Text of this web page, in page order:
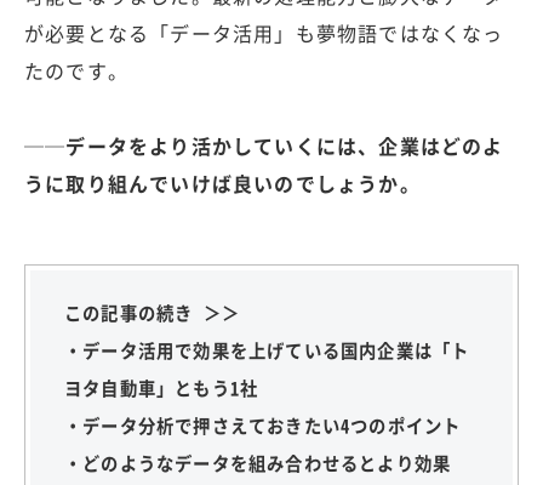
が必要となる「データ活用」も夢物語ではなくなっ
たのです。
──データをより活かしていくには、企業はどのよ
うに取り組んでいけば良いのでしょうか。
この記事の続き ＞＞
・データ活用で効果を上げている国内企業は「ト
ヨタ自動車」ともう1社
・データ分析で押さえておきたい4つのポイント
・どのようなデータを組み合わせるとより効果